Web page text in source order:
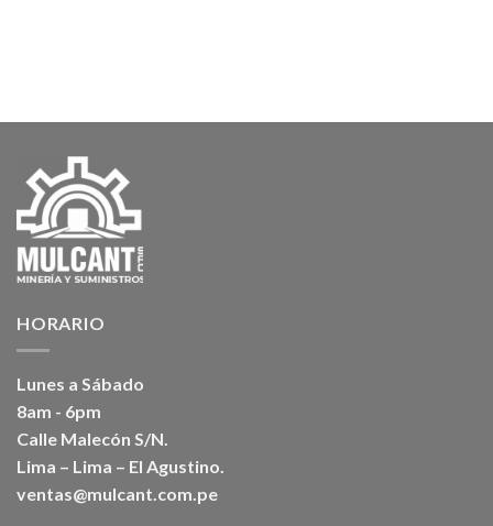
HORARIO
Lunes a Sábado
8am - 6pm
Calle Malecón S/N.
Lima – Lima – El Agustino.
ventas@mulcant.com.pe